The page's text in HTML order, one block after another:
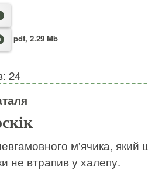
pdf, 2.29 Mb
24
м'ячика, який
не втрапив у халепу.